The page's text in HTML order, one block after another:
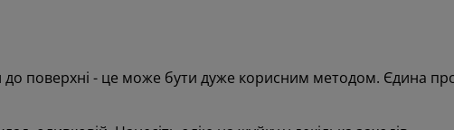
до поверхні - це може бути дуже корисним методом. Єдина